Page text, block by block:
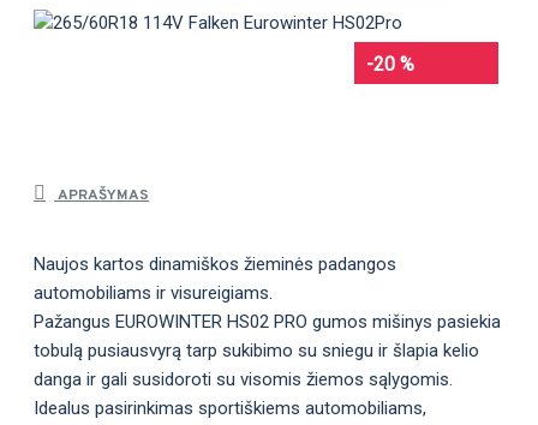
-20 %
APRAŠYMAS
Naujos kartos dinamiškos žieminės padangos
automobiliams ir visureigiams.
Pažangus EUROWINTER HS02 PRO gumos mišinys pasiekia
tobulą pusiausvyrą tarp sukibimo su sniegu ir šlapia kelio
danga ir gali susidoroti su visomis žiemos sąlygomis.
Idealus pasirinkimas sportiškiems automobiliams,